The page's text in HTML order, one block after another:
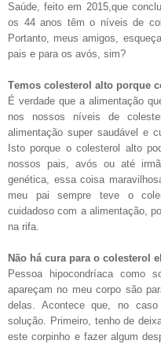
Saúde, feito em 2015,que
os 44 anos têm o níveis de
Portanto, meus amigos,
pais e para os avós, sim?
Temos colesterol alto porque
É verdade que a alimentação
nos nossos níveis de
alimentação super saudável e
Isto porque o colesterol alto
nossos pais, avós ou até
genética, essa coisa
meu pai sempre teve o
cuidadoso com a alimentação,
na rifa.
Não há cura para o colesterol
Pessoa hipocondríaca como
apareçam no meu corpo são
delas. Acontece que, no
solução. Primeiro, tenho de
este corpinho e fazer algum